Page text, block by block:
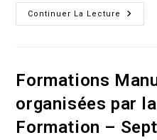
Continuer La Lecture
Début
Des
–
15
Formations
organisées par
Formation –